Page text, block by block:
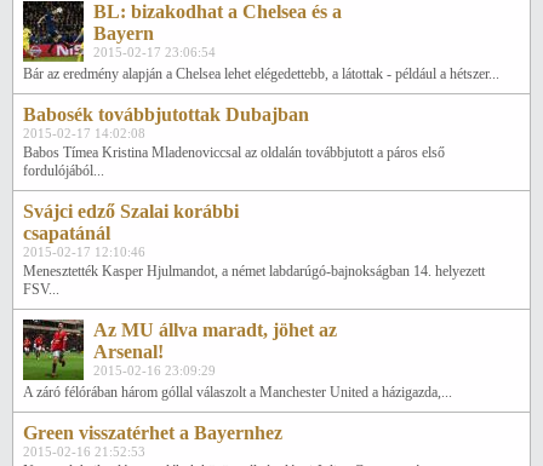
BL: bizakodhat a Chelsea és a
Bayern
2015-02-17 23:06:54
Bár az eredmény alapján a Chelsea lehet elégedettebb, a látottak - például a hétszer...
Babosék továbbjutottak Dubajban
2015-02-17 14:02:08
Babos Tímea Kristina Mladenoviccsal az oldalán továbbjutott a páros első
fordulójából...
Svájci edző Szalai korábbi
csapatánál
2015-02-17 12:10:46
Menesztették Kasper Hjulmandot, a német labdarúgó-bajnokságban 14. helyezett
FSV...
Az MU állva maradt, jöhet az
Arsenal!
2015-02-16 23:09:29
A záró félórában három góllal válaszolt a Manchester United a házigazda,...
Green visszatérhet a Bayernhez
2015-02-16 21:52:53